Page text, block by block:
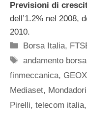
Previsioni di
dell’1.2% nel 2008,
2010.
Categorie
Borsa Italia,
Tag
andamento borsa
finmeccanica, GEOX
Mediaset, Mondadori
Pirelli, telecom italia,